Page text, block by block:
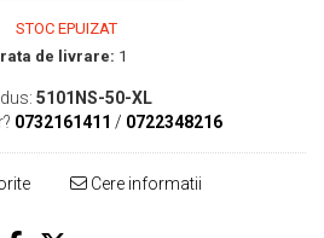
STOC EPUIZAT
de livrare: 1
5101NS-50-XL
0732161411 / 0722348216
Cere informatii